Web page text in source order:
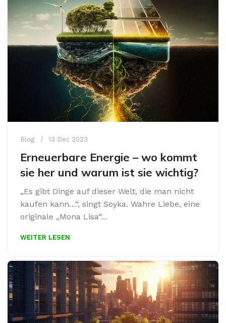
Blog 13 Dec 2023
Erneuerbare Energie – wo kommt
sie her und warum ist sie wichtig?
„Es gibt Dinge auf dieser Welt, die man nicht
kaufen kann…“, singt Soyka. Wahre Liebe, eine
originale „Mona Lisa“...
WEITER LESEN